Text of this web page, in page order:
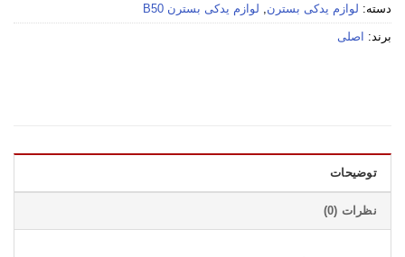
دسته: لوازم یدکی بسترن, لوازم یدکی بسترن B50
برند: اصلی
توضیحات
نظرات (0)